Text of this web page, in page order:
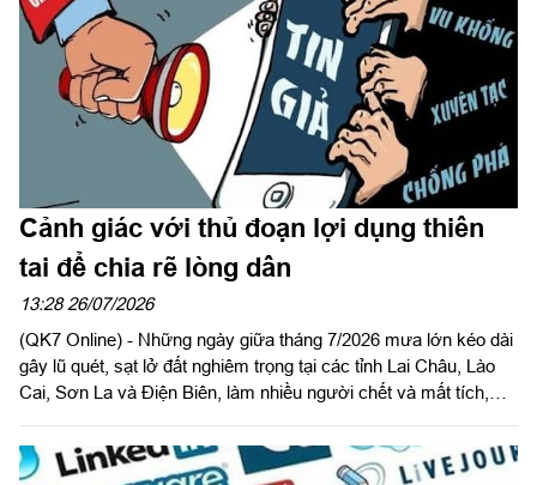
Cảnh giác với thủ đoạn lợi dụng thiên
tai để chia rẽ lòng dân
13:28 26/07/2026
(QK7 Online) - Những ngày giữa tháng 7/2026 mưa lớn kéo dài
gây lũ quét, sạt lở đất nghiêm trọng tại các tỉnh Lai Châu, Lào
Cai, Sơn La và Điện Biên, làm nhiều người chết và mất tích,
cứu dân, khắc phục hậu quả thì trên không gian mạng, các thế
lực thù địch lại lợi dụng mất mát ấy để tung tin sai sự thật,